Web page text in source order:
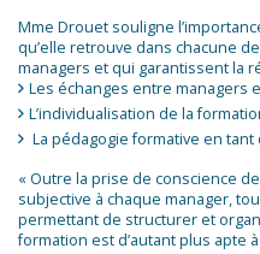
Mme Drouet souligne
qu’elle retrouve dans chacune
managers et qui garantissent la
Les échanges entre managers
L’individualisation de la
La pédagogie formative en
« Outre la prise de conscience
subjective à chaque manager,
permettant de structurer et
formation est d’autant plus apte